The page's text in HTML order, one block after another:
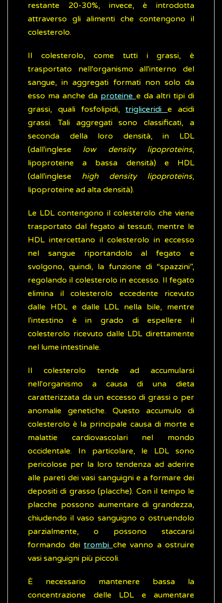
restante 20-30%, invece, è introdotta
attraverso gli alimenti che contengono il
colesterolo.
Il colesterolo, come tutti i grassi, è
trasportato nell'organismo all'interno del
sangue, in aggregati formati non solo da
esso ma anche da proteine e da altri tipi di
grassi, quali fosfolipidi,trigliceridie acidi
grassi. Tali aggregati sono classificati, a
seconda della loro densità, in LDL
(dall'inglese low density lipoproteins,
lipoproteine a bassa densità) e HDL
(dall'inglese high density lipoproteins,
lipoproteine ad alta densità).
Le LDL contengono il colesterolo che viene
trasportato dal fegato ai tessuti, mentre le
HDL intercettano il colesterolo in eccesso
nel sangue riportandolo al fegato e
svolgono, quindi, la funzione di “spazzini”,
regolando il colesterolo in eccesso. Il fegato
elimina il colesterolo eccedente ricevuto
dalle HDL e dalle LDL nella bile, mentre
l'intestino è in grado di espellere il
colesterolo ricevuto dalle LDL direttamente
nel lume intestinale.
Il colesterolo tende ad accumularsi
nell'organismo a causa di una dieta
caratterizzata da un eccesso di grassi o per
anomalie genetiche. Questo accumulo di
colesterolo è la principale causa di morte e
malattie cardiovascolari nel mondo
occidentale. In particolare, le LDL sono
pericolose per la loro tendenza ad aderire
alle pareti dei vasi sanguigni e a formare dei
depositi di grasso (placche). Con il tempo le
placche possono aumentare di grandezza,
chiudendo il vaso sanguigno o ostruendolo
parzialmente, o possono staccarsi
formando dei trombi che vanno a ostruire
vasi sanguigni più piccoli.
È necessario mantenere bassa la
concentrazione delle LDL e aumentare